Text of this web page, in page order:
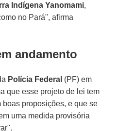
Indígena Yanomami,
no Pará", afirma
andamento
Polícia Federal (PF) em
que esse projeto de lei tem
boas proposições, e que se
uma medida provisória